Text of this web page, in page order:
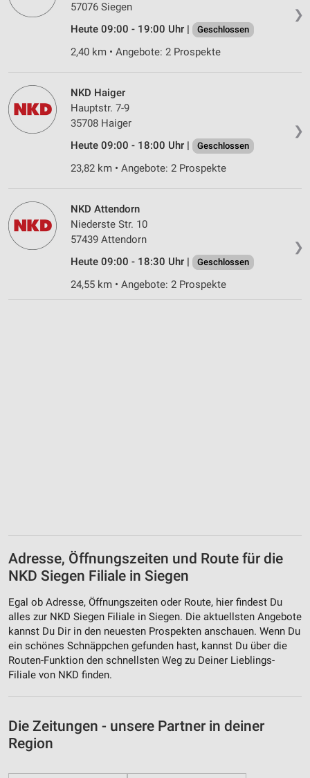
❯
57076 Siegen
Heute 09:00 - 19:00 Uhr |
Geschlossen
2,40 km • Angebote: 2 Prospekte
❯
NKD Haiger
Hauptstr. 7-9
35708 Haiger
Heute 09:00 - 18:00 Uhr |
Geschlossen
23,82 km • Angebote: 2 Prospekte
❯
NKD Attendorn
Niederste Str. 10
57439 Attendorn
Heute 09:00 - 18:30 Uhr |
Geschlossen
24,55 km • Angebote: 2 Prospekte
Adresse, Öffnungszeiten und Route für die
NKD Siegen Filiale in Siegen
Egal ob Adresse, Öffnungszeiten oder Route, hier findest Du
alles zur NKD Siegen Filiale in Siegen. Die aktuellsten Angebote
kannst Du Dir in den neuesten Prospekten anschauen. Wenn Du
ein schönes Schnäppchen gefunden hast, kannst Du über die
Routen-Funktion den schnellsten Weg zu Deiner Lieblings-
Filiale von NKD finden.
Die Zeitungen - unsere Partner in deiner
Region
Geräte anhand von aktiv angeforderten
Informationen identifizieren
Nicht-IAB-Verarbeitungszwecke:
Performance
Funktional